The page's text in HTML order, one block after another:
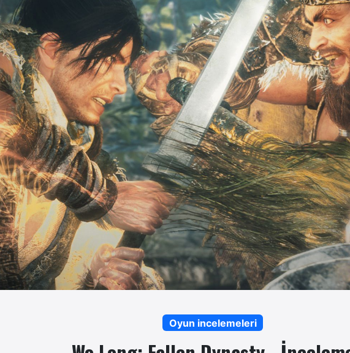
Oyun incelemeleri